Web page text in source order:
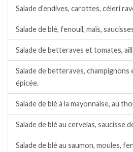
Salade d’endives, carottes, céleri
Salade de blé, fenouil, maïs,
Salade de betteraves et tomates,
Salade de betteraves,
épicée.
Salade de blé à la mayonnaise, au
Salade de blé au cervelas, saucisse
Salade de blé au saumon, moules,